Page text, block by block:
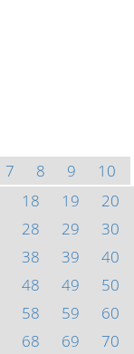
7 8 9
10
18 19
20
28 29
30
38 39
40
48 49
50
58 59
60
68 69
70